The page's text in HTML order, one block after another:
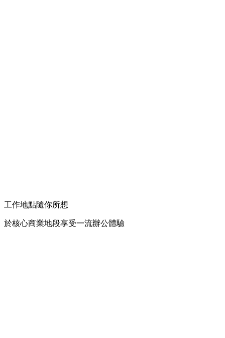
工作地點隨你所想
於核心商業地段享受一流辦公體驗